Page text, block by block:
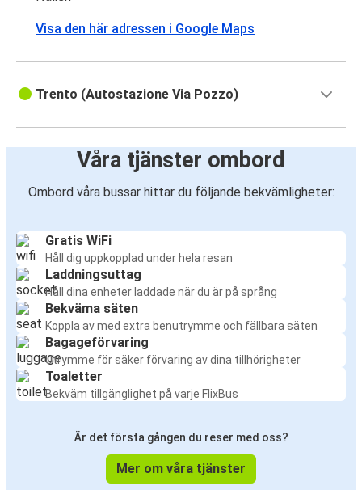
Visa den här adressen i Google Maps
Trento (Autostazione Via Pozzo)
Våra tjänster ombord
Ombord våra bussar hittar du följande bekvämligheter:
Gratis WiFi
Håll dig uppkopplad under hela resan
Laddningsuttag
Håll dina enheter laddade när du är på språng
Bekväma säten
Koppla av med extra benutrymme och fällbara säten
Bagageförvaring
Utrymme för säker förvaring av dina tillhörigheter
Toaletter
Bekväm tillgänglighet på varje FlixBus
Är det första gången du reser med oss?
Mer om våra tjänster